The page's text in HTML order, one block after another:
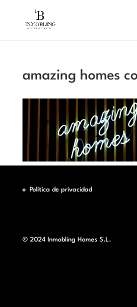
amazing homes
Política de privacidad
© 2024 Inmobling Homes S.L.